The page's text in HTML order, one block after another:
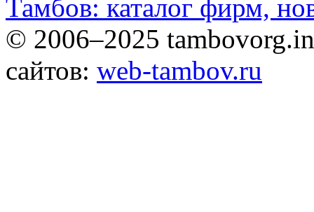
Тамбов: каталог фирм,
© 2006–2025
сайтов: web-tambov.ru